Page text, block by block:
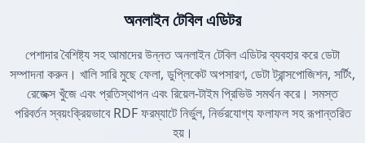
অনলাইন টেবিল এডিটর
পেশাদার বৈশিষ্ট্য সহ আমাদের উন্নত অনলাইন টেবিল এডিটর ব্যবহার করে ডেটা
সম্পাদনা করুন। খালি সারি মুছে ফেলা, ডুপ্লিকেট অপসারণ, ডেটা ট্রান্সপোজিশন, সর্টিং,
রেজেক্স খুঁজে এবং প্রতিস্থাপন এবং রিয়েল-টাইম প্রিভিউ সমর্থন করে। সমস্ত
পরিবর্তন স্বয়ংক্রিয়ভাবে RDF ফরম্যাটে নির্ভুল, নির্ভরযোগ্য ফলাফল সহ রূপান্তরিত
হয়।